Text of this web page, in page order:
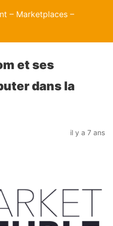
– Marketplaces –
et ses
dans la
il y a 7 ans